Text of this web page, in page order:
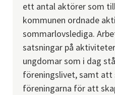
ett antal aktörer som
kommunen ordnade
sommarlovslediga.
satsningar på
ungdomar som i dag
föreningslivet, samt
föreningarna för att